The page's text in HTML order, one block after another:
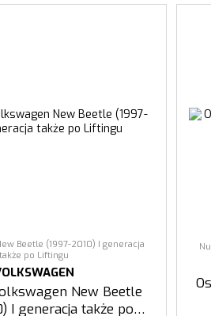
Beetle (1997-2010) I generacja
także po Liftingu
New Beetle
I generacja także po